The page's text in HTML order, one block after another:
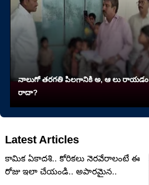
నాలుగో త‌ర‌గతి పిలగానికి అ, ఆ లు రాయ‌డం
రాదా?
Latest Articles
కామిక ఏకాదశి.. కోరికలు నెరవేరాలంటే ఈ
రోజు ఇలా చేయండి.. అపారమైన..